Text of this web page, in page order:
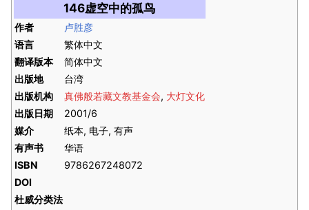
146虚空中的孤鸟
作者
卢胜彦
语言
繁体中文
翻译版本
简体中文
出版地
台湾
出版机构
真佛般若藏文教基金会, 大灯文化
出版日期
2001/6
媒介
纸本, 电子, 有声
有声书
华语
ISBN
9786267248072
DOI
杜威分类法